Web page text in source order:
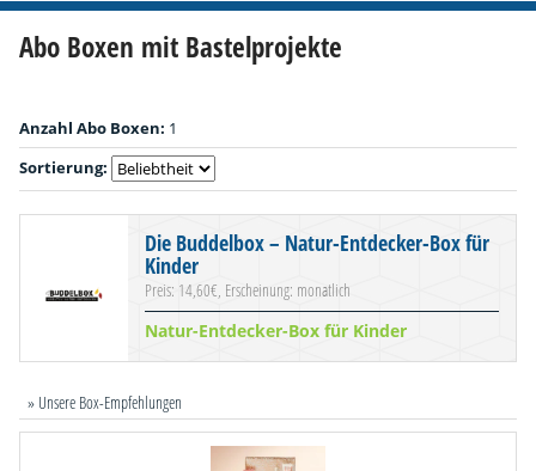
Abo Boxen mit Bastelprojekte
Anzahl Abo Boxen: 1
Sortierung:
Die Buddelbox – Natur-Entdecker-Box für
Kinder
Preis: 14,60€, Erscheinung: monatlich
Natur-Entdecker-Box für Kinder
» Unsere Box-Empfehlungen